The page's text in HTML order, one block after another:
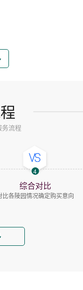
流程
4
综合对比
比各陵园情况确定购买意向